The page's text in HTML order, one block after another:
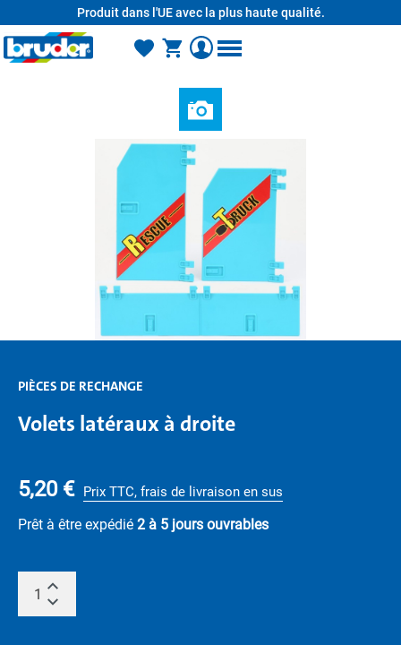
Produit dans l'UE avec la plus haute qualité.
PIÈCES DE RECHANGE
Volets latéraux à droite
5,20 € Prix TTC, frais de livraison en sus
Prêt à être expédié 2 à 5 jours ouvrables